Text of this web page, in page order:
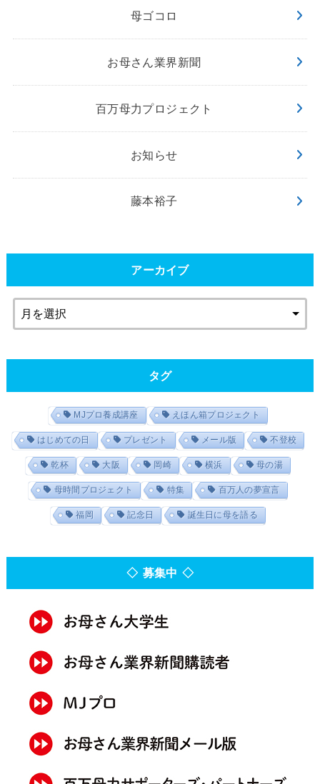
母ゴコロ
お母さん業界新聞
百万母力プロジェクト
お知らせ
藤本裕子
アーカイブ
タグ
MJプロ養成講座 えほん箱プロジェクト
はじめての日 プレゼント メール版 不登校
乾杯 大阪 岡崎 横浜 母の湯
母時間プロジェクト 特集 百万人の夢宣言
福岡 記念日 誕生日に母を語る
◇ 募集中 ◇